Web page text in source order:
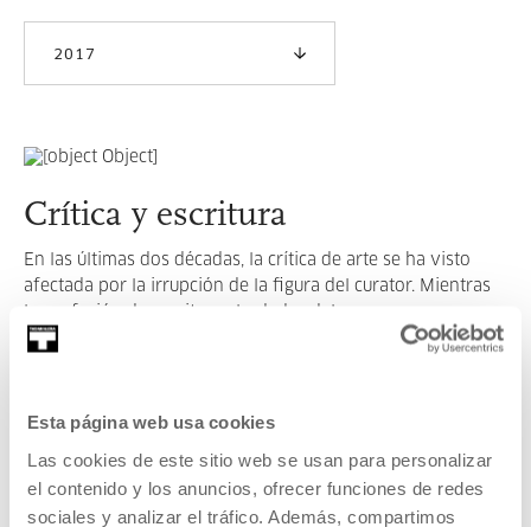
Esta página web usa cookies
Las cookies de este sitio web se usan para personalizar
el contenido y los anuncios, ofrecer funciones de redes
sociales y analizar el tráfico. Además, compartimos
2017
Crítica y escritura
En las últimas dos décadas, la crítica de arte se ha visto
afectada por la irrupción de la figura del curator. Mientras
VER TODOS LOS ARTISTAS Y CREADORES/AS